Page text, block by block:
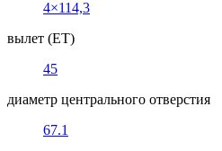
4×114,3
вылет (ET)
45
диаметр центрального отверстия
67.1